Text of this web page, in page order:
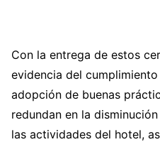
Con la entrega de estos
evidencia del
adopción de buenas
redundan en la
las actividades del hotel,